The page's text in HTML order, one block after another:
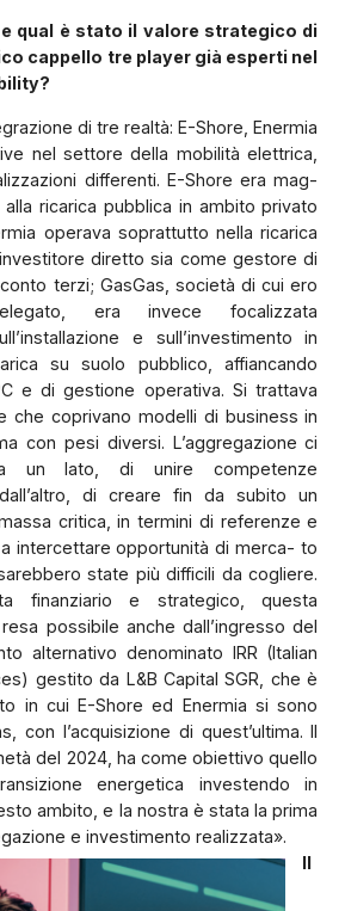
e qual è stato il valore strategico di
cappello tre player già esperti nel
di tre realtà: E-Shore, Enermia
nel settore della mobilità elettrica,
differenti. E-Shore era mag-
ricarica pubblica in ambito privato
operava soprattutto nella ricarica
diretto sia come gestore di
terzi; GasGas, società di cui ero
era invece focalizzata
e sull’investimento in
su suolo pubblico, affiancando
e di gestione operativa. Si trattava
che coprivano modelli di business in
con pesi diversi. L’aggregazione ci
un lato, di unire competenze
di creare fin da subito un
critica, in termini di referenze e
intercettare opportunità di merca- to
state più difficili da cogliere.
finanziario e strategico, questa
possibile anche dall’ingresso del
alternativo denominato IRR (Italian
gestito da L&B Capital SGR, che è
in cui E-Shore ed Enermia si sono
con l’acquisizione di quest’ultima. Il
del 2024, ha come obiettivo quello
energetica investendo in
ambito, e la nostra è stata la prima
e investimento realizzata».
Il